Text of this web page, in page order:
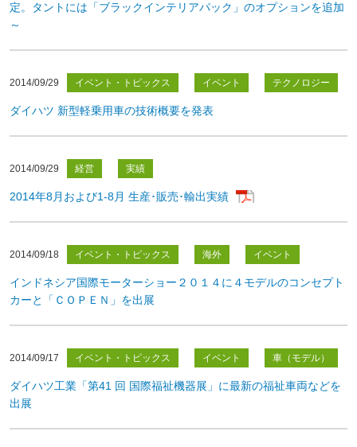
定。タントには「ブラックインテリアパック」のオプションを追加
～
2014/09/29 イベント・トピックス イベント テクノロジー
ダイハツ 新型軽乗用車の技術概要を発表
2014/09/29 経営 実績
2014年8月および1-8月 生産･販売･輸出実績
2014/09/18 イベント・トピックス 海外 イベント
インドネシア国際モーターショー２０１４に４モデルのコンセプト
カーと「ＣＯＰＥＮ」を出展
2014/09/17 イベント・トピックス イベント 車（モデル）
ダイハツ工業「第41 回 国際福祉機器展」に最新の福祉車両などを
出展